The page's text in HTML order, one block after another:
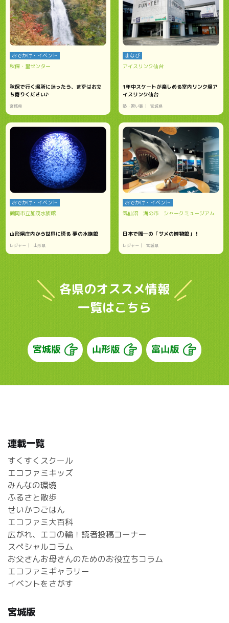
おでかけ・イベント
秋保・里センター
秋保で行く場所に迷ったら、まずはお立
ち寄りください♪
宮城県
まなび
アイスリンク仙台
1年中スケートが楽しめる室内リンク場ア
イスリンク仙台
塾・習い事 宮城県
おでかけ・イベント
鶴岡市立加茂水族館
山形県庄内から世界に誇る 夢の水族館
レジャー 山形県
おでかけ・イベント
気仙沼 海の市 シャークミュージアム
日本で唯一の「サメの博物館」！
レジャー 宮城県
各県のオススメ情報
一覧はこちら
宮城版 山形版 富山版
連載一覧
すくすくスクール
エコファミキッズ
みんなの環境
ふるさと散歩
せいかつごはん
エコファミ大百科
広がれ、エコの輪！読者投稿コーナー
スペシャルコラム
お父さんお母さんのためのお役立ちコラム
エコファミギャラリー
イベントをさがす
宮城版